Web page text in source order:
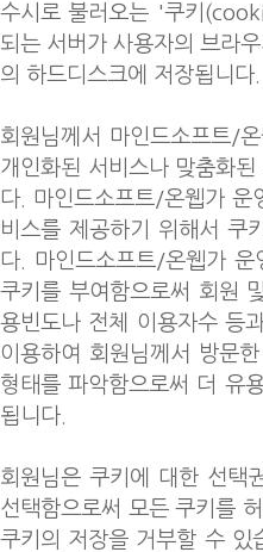
수시로 불러오는 '쿠키
되는 서버가 사용자의 브라
의 하드디스크에 저장됩니다.
회원님께서 마인드소프트/
개인화된 서비스나 맞춤화
다. 마인드소프트/온웹가 운
비스를 제공하기 위해서 쿠
다. 마인드소프트/온웹가
쿠키를 부여함으로써 회원
용빈도나 전체 이용자수 등
이용하여 회원님께서 방문
형태를 파악함으로써 더 유
됩니다.
회원님은 쿠키에 대한 선택
선택함으로써 모든 쿠키를
쿠키의 저장을 거부할 수 있